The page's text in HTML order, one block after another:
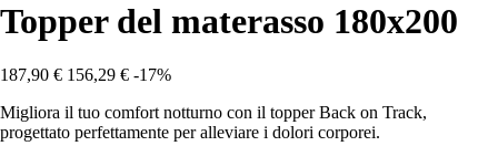
Topper del materasso 180x200
187,90 € 156,29 € -17%
Migliora il tuo comfort notturno con il topper Back on Track,
progettato perfettamente per alleviare i dolori corporei.